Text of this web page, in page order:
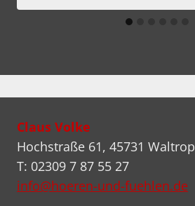
Claus Volke
Hochstraße 61, 45731 Waltrop
T: 02309 7 87 55 27
info@hoeren-und-fuehlen.de